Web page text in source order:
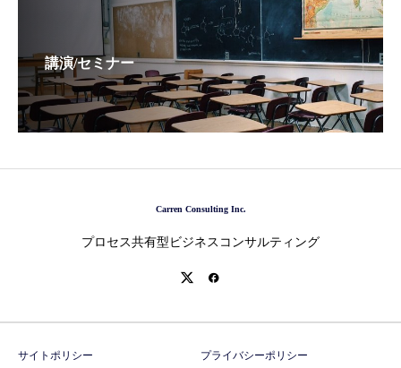
講演/セミナー
Carren Consulting Inc.
プロセス共有型ビジネスコンサルティング
サイトポリシー プライバシーポリシー